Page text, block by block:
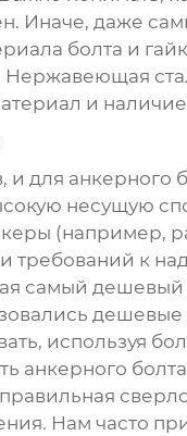
Иначе, даже
болта и
и
и для анкерного
несущую
(например,
требований к
самый
используя
анкерного
Нам часто